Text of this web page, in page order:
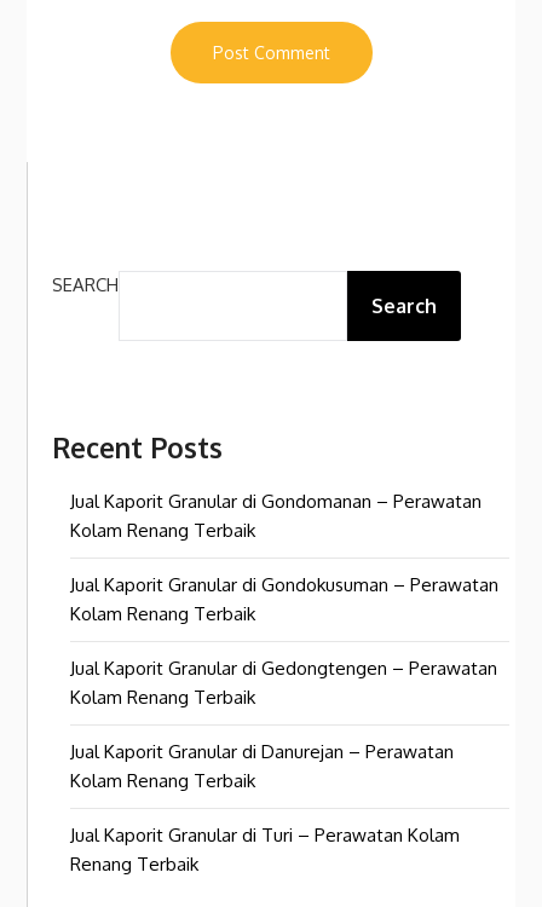
SEARCH
Search
Recent Posts
Jual Kaporit Granular di Gondomanan – Perawatan
Kolam Renang Terbaik
Jual Kaporit Granular di Gondokusuman – Perawatan
Kolam Renang Terbaik
Jual Kaporit Granular di Gedongtengen – Perawatan
Kolam Renang Terbaik
Jual Kaporit Granular di Danurejan – Perawatan
Kolam Renang Terbaik
Jual Kaporit Granular di Turi – Perawatan Kolam
Renang Terbaik